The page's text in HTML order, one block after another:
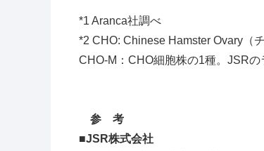
*1 Aranca社調べ
*2 CHO: Chinese Hamster Ovary（
CHO-M ： CHO細胞株の1種。 JSRの
参 考
■JSR株式会社